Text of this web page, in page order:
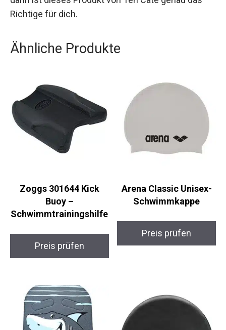
Falls du auf der Suche nach einem Bikini-Oberteil
bist, das sowohl modisch als auch praktisch ist,
Richtige für dich.
Ähnliche Produkte
Zoggs 301644 Kick
Buoy –
Schwimmtrainingshilf
e
Preis prüfen
Arena Classic Unisex-
Schwimmkappe